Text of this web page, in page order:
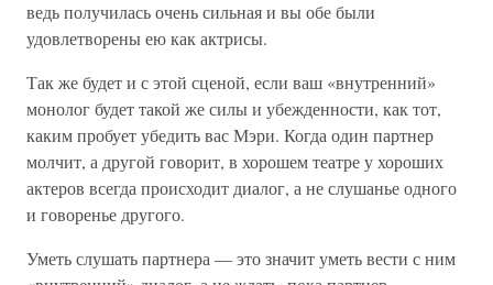
ведь получилась очень сильная и вы обе были
удовлетворены ею как актрисы.
Так же будет и с этой сценой, если ваш «внутренний»
монолог будет такой же силы и убежденности, как тот,
каким пробует убедить вас Мэри. Когда один партнер
молчит, а другой говорит, в хорошем театре у хороших
актеров всегда происходит диалог, а не слушанье одного
и говоренье другого.
Уметь слушать партнера — это значит уметь вести с ним